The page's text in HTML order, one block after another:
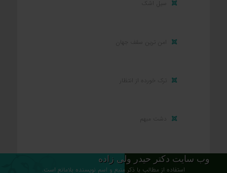
وب سایت دکتر حیدر ولی زاده
استفاده از مطالب با ذکر منبع و اسم نویسنده بلامانع است.